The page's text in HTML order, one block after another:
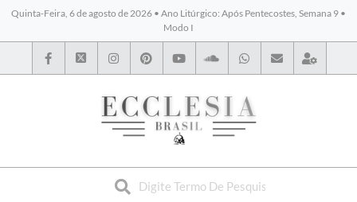
Quinta-Feira, 6 de agosto de 2026 • Ano Litúrgico: Após Pentecostes, Semana 9 •
Modo I
BYBLOS